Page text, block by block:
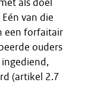
als doel
van die
een forfaitair
ouders
(artikel 2.7